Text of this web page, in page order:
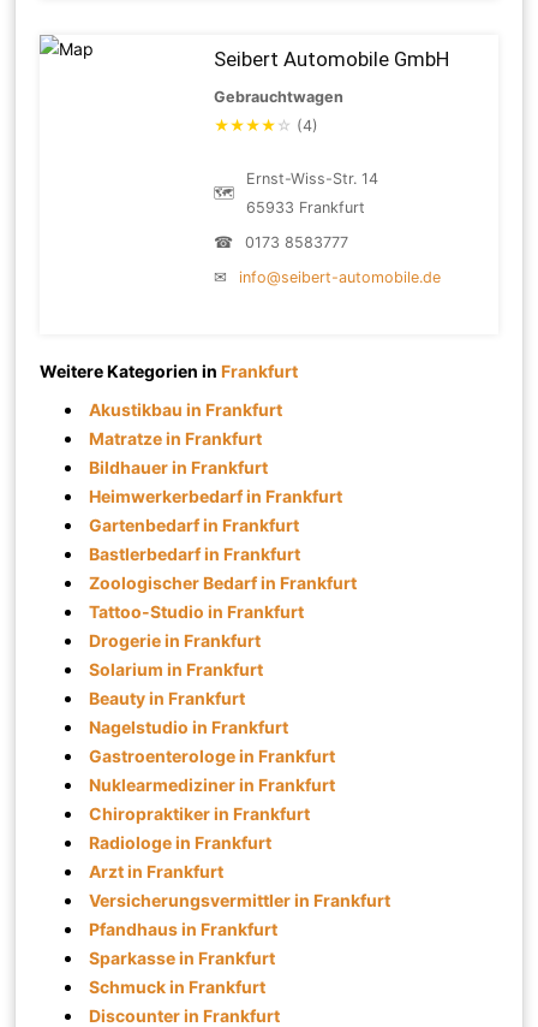
Seibert Automobile GmbH
Gebrauchtwagen
★★★★ ☆ (4)
🗺
Ernst-Wiss-Str. 14
65933 Frankfurt
☎
0173 8583777
✉
info@seibert-automobile.de
Weitere Kategorien inFrankfurt
Akustikbau in Frankfurt
Matratze in Frankfurt
Bildhauer in Frankfurt
Heimwerkerbedarf in Frankfurt
Gartenbedarf in Frankfurt
Bastlerbedarf in Frankfurt
Zoologischer Bedarf in Frankfurt
Tattoo-Studio in Frankfurt
Drogerie in Frankfurt
Solarium in Frankfurt
Beauty in Frankfurt
Nagelstudio in Frankfurt
Gastroenterologe in Frankfurt
Nuklearmediziner in Frankfurt
Chiropraktiker in Frankfurt
Radiologe in Frankfurt
Arzt in Frankfurt
Versicherungsvermittler in Frankfurt
Pfandhaus in Frankfurt
Sparkasse in Frankfurt
Schmuck in Frankfurt
Discounter in Frankfurt